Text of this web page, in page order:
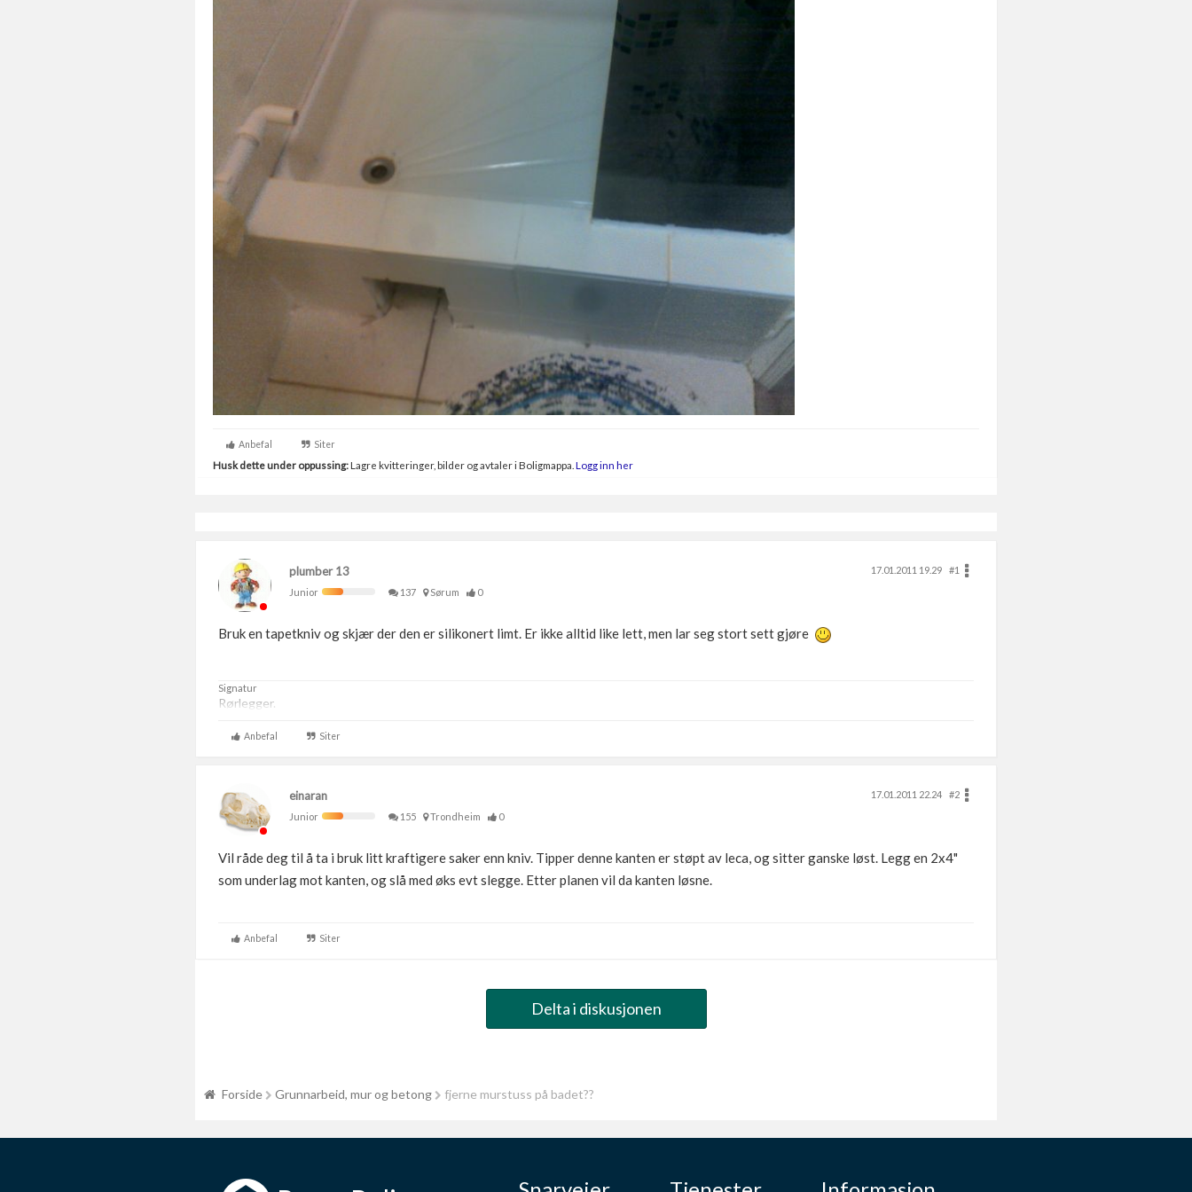
Anbefal Siter
Husk dette under oppussing:Lagre kvitteringer, bilder og avtaler i Boligmappa. Logg inn her
plumber 13 17.01.2011 19.29
#1
Junior
137 Sørum 0
Bruk en tapetkniv og skjær der den er silikonert limt. Er ikke alltid like lett, men lar seg stort sett gjøre
Signatur
Rørlegger.
Anbefal Siter
einaran 17.01.2011 22.24
#2
Junior
155 Trondheim 0
Vil råde deg til å ta i bruk litt kraftigere saker enn kniv. Tipper denne kanten er støpt av leca, og sitter ganske løst. Legg en 2x4"
som underlag mot kanten, og slå med øks evt slegge. Etter planen vil da kanten løsne.
Anbefal Siter
Delta i diskusjonen
Forside Grunnarbeid, mur og betong fjerne murstuss på badet??